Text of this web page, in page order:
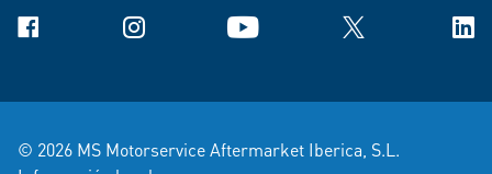
Facebook Instagram YouTube X
© 2026 MS Motorservice Aftermarket Iberica, S.L.